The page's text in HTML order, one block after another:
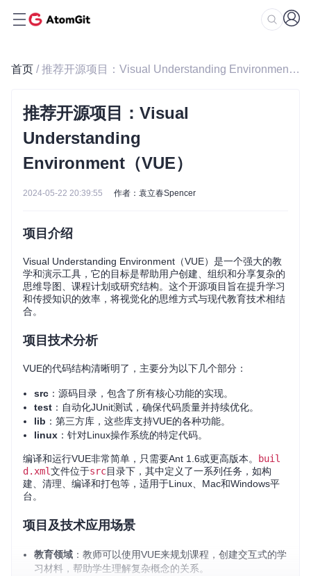
首页 / 推荐开源项目：Visual Understanding Environment（VUE）
推荐开源项目：Visual
Understanding
Environment（VUE）
2024-05-22 20:39:55 作者：袁立春Spencer
项目介绍
Visual Understanding Environment（VUE）是一个强大的教
学和演示工具，它的目标是帮助用户创建、组织和分享复杂的
思维导图、课程计划或研究结构。这个开源项目旨在提升学习
和传授知识的效率，将视觉化的思维方式与现代教育技术相结
合。
项目技术分析
VUE的代码结构清晰明了，主要分为以下几个部分：
src ：源码目录，包含了所有核心功能的实现。
test ：自动化JUnit测试，确保代码质量并持续优化。
lib ：第三方库，这些库支持VUE的各种功能。
linux ：针对Linux操作系统的特定代码。
编译和运行VUE非常简单，只需要Ant 1.6或更高版本。
buil
d.xml文件位于src目录下，其中定义了一系列任务，如构
建、清理、编译和打包等，适用于Linux、Mac和Windows平
台。
项目及技术应用场景
教育领域 ：教师可以使用VUE来规划课程，创建交互式的学
习材料，帮助学生理解复杂概念的关系。